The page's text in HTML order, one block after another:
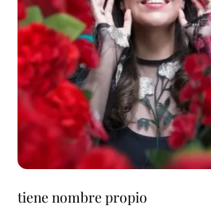
tiene nombre propio